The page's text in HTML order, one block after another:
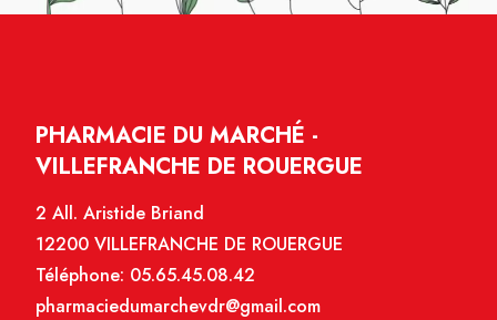
PHARMACIE DU MARCHÉ -
VILLEFRANCHE DE ROUERGUE
2 All. Aristide Briand
12200 VILLEFRANCHE DE ROUERGUE
Téléphone: 05.65.45.08.42
pharmaciedumarchevdr@gmail.com